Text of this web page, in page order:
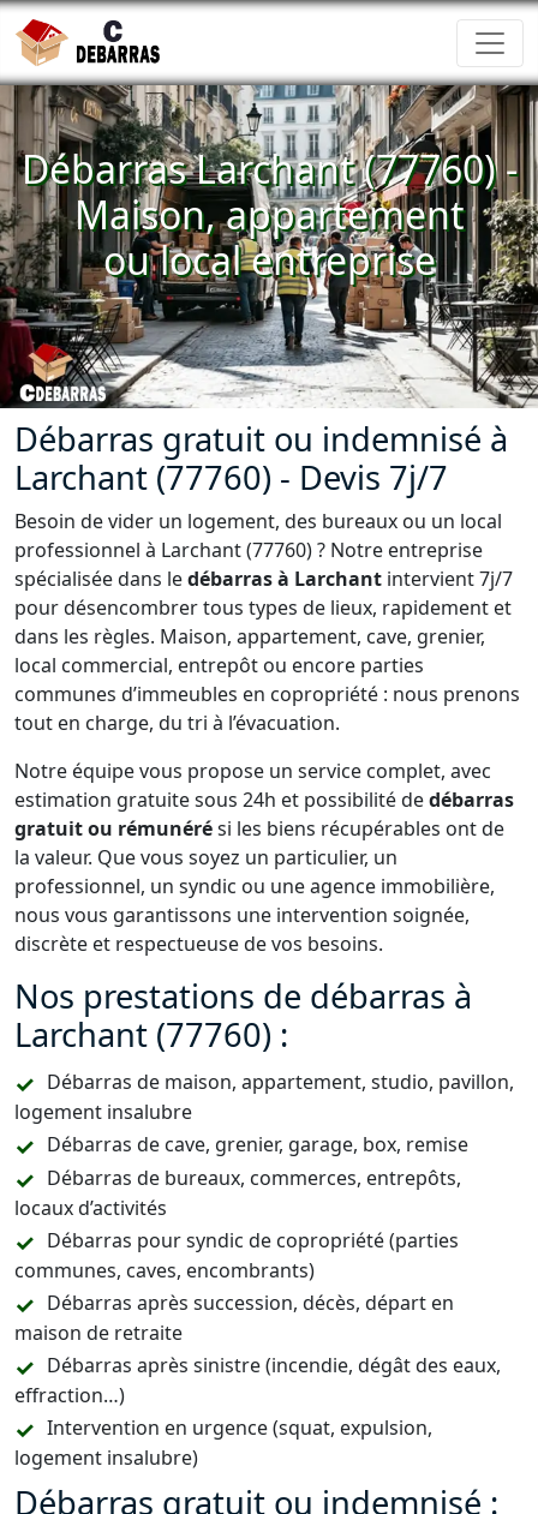
Débarras Larchant (77760) -
Maison, appartement
ou local entreprise
Débarras gratuit ou indemnisé à
Larchant (77760) - Devis 7j/7
Besoin de vider un logement, des bureaux ou un local
professionnel à Larchant (77760) ? Notre entreprise
spécialisée dans ledébarras à Larchant intervient 7j/7
pour désencombrer tous types de lieux, rapidement et
dans les règles. Maison, appartement, cave, grenier,
local commercial, entrepôt ou encore parties
communes d’immeubles en copropriété : nous prenons
tout en charge, du tri à l’évacuation.
Notre équipe vous propose un service complet, avec
estimation gratuite sous 24h et possibilité dedébarras
gratuit ou rémunérési les biens récupérables ont de
la valeur. Que vous soyez un particulier, un
professionnel, un syndic ou une agence immobilière,
nous vous garantissons une intervention soignée,
discrète et respectueuse de vos besoins.
Nos prestations de débarras à
Larchant (77760) :
Débarras de maison, appartement, studio, pavillon,
logement insalubre
Débarras de cave, grenier, garage, box, remise
Débarras de bureaux, commerces, entrepôts,
locaux d’activités
Débarras pour syndic de copropriété (parties
communes, caves, encombrants)
Débarras après succession, décès, départ en
maison de retraite
Débarras après sinistre (incendie, dégât des eaux,
effraction…)
Intervention en urgence (squat, expulsion,
logement insalubre)
Débarras gratuit ou indemnisé :